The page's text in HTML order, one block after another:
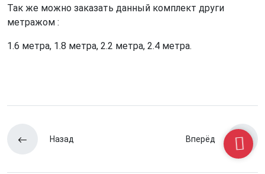
Так же можно заказать данный комплект други
метражом :
1.6 метра, 1.8 метра, 2.2 метра, 2.4 метра.
Назад Вперёд